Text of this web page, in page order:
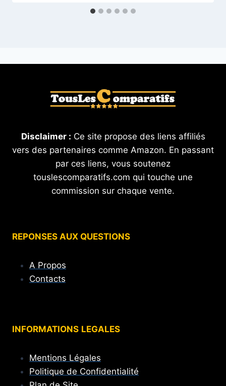
Disclaimer : Ce site propose des liens affiliés
vers des partenaires comme Amazon. En passant
par ces liens, vous soutenez
touslescomparatifs.com qui touche une
commission sur chaque vente.
REPONSES AUX QUESTIONS
A Propos
Contacts
INFORMATIONS LEGALES
Mentions Légales
Politique de Confidentialité